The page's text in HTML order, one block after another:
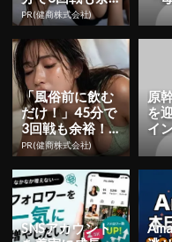
裕」980円で朝
まで絶好調！
PR(健商株式会社)
に
す
「風俗前に飲む
だけ！」45分で
3回戦も余裕！9
80円で朝まで絶
好調
PR(健商株式会社)
原
を
イ
告
と
SNSアカウント